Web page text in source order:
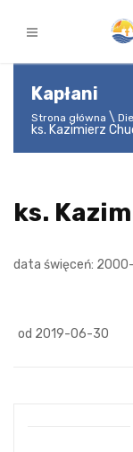
Kapłani
Strona główna
ks. Kazimierz
ks.
data święceń:
od 2019-06-30